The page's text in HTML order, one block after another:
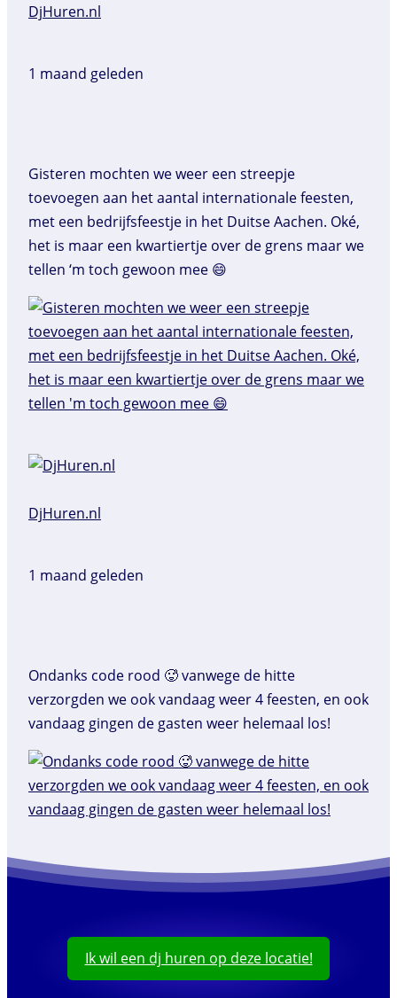
DjHuren.nl️
1 maand geleden
Gisteren mochten we weer een streepje
toevoegen aan het aantal internationale feesten,
met een bedrijfsfeestje in het Duitse Aachen. Oké,
het is maar een kwartiertje over de grens maar we
tellen ‘m toch gewoon mee 😄
DjHuren.nl️
1 maand geleden
Ondanks code rood 🥵 vanwege de hitte
verzorgden we ook vandaag weer 4 feesten, en ook
vandaag gingen de gasten weer helemaal los!
Ik wil een dj huren op deze locatie!